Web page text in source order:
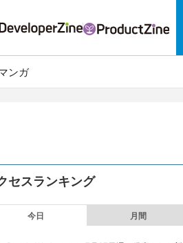
ンガ
セスランキング
今日 月間